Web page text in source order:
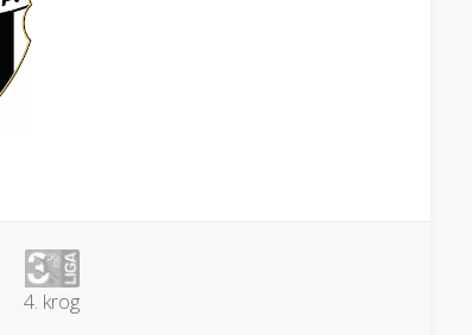
4. krog